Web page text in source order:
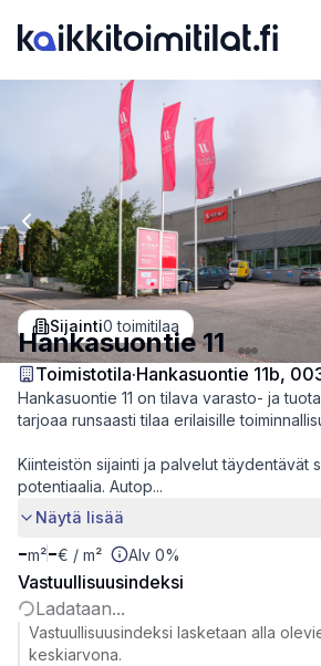
Previous slide
Sijainti0 toimitilaa
Hankasuontie 11
Toimistotila·Hankasuontie 11b,
Hankasuontie 11 on tilava varasto- ja
tarjoaa runsaasti tilaa erilaisille
Kiinteistön sijainti ja palvelut täydentävät
potentiaalia. Autop...
Näytä lisää
-m²-€ / m² Alv 0%
Vastuullisuusindeksi
Ladataan...
Vastuullisuusindeksi lasketaan alla
keskiarvona.